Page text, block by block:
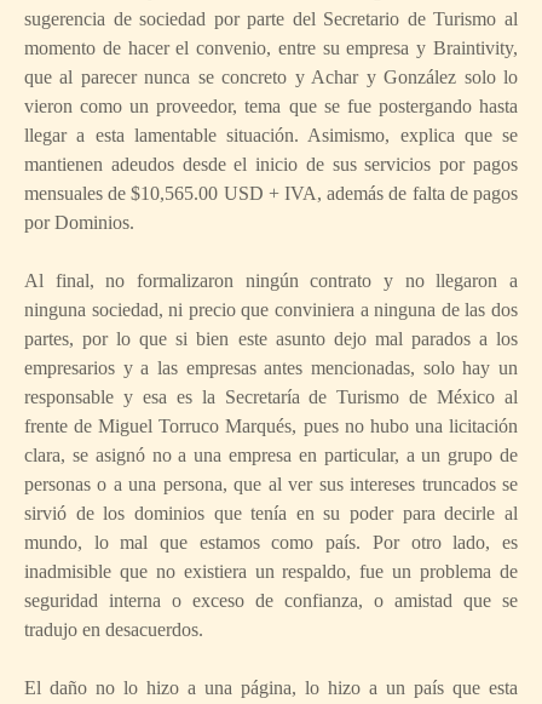
sugerencia de sociedad por parte del Secretario de Turismo al
momento de hacer el convenio, entre su empresa y Braintivity,
que al parecer nunca se concreto y Achar y González solo lo
vieron como un proveedor, tema que se fue postergando hasta
llegar a esta lamentable situación. Asimismo, explica que se
mantienen adeudos desde el inicio de sus servicios por pagos
mensuales de $10,565.00 USD + IVA, además de falta de pagos
por Dominios.
Al final, no formalizaron ningún contrato y no llegaron a
ninguna sociedad, ni precio que conviniera a ninguna de las dos
partes, por lo que si bien este asunto dejo mal parados a los
empresarios y a las empresas antes mencionadas, solo hay un
responsable y esa es la Secretaría de Turismo de México al
frente de Miguel Torruco Marqués, pues no hubo una licitación
clara, se asignó no a una empresa en particular, a un grupo de
personas o a una persona, que al ver sus intereses truncados se
sirvió de los dominios que tenía en su poder para decirle al
mundo, lo mal que estamos como país. Por otro lado, es
inadmisible que no existiera un respaldo, fue un problema de
seguridad interna o exceso de confianza, o amistad que se
tradujo en desacuerdos.
El daño no lo hizo a una página, lo hizo a un país que esta